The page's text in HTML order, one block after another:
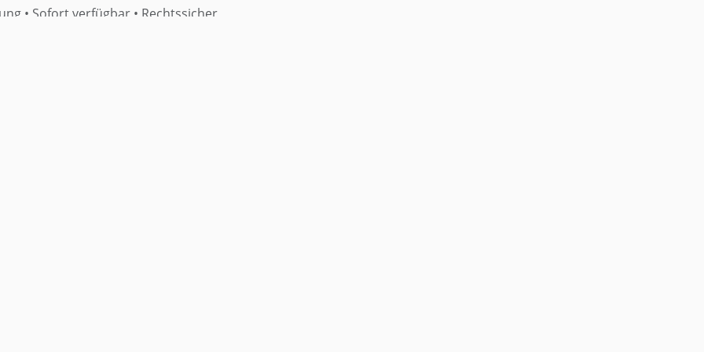
• Sofort verfügbar • Rechtssicher